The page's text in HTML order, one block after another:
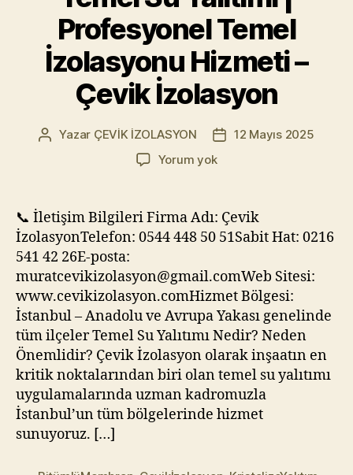
Profesyonel Temel
İzolasyonu Hizmeti –
Çevik İzolasyon
Yazının
Yazar ÇEVİK İZOLASYON
Yazı12 Mayıs 2025
Yorum yokTemel
|
Profesyonel
Temel
Hizmeti
–
Çevik
İzolasyon
📞 İletişim Bilgileri Firma Adı: Çevik
İzolasyonTelefon: 0544 448 50 51Sabit Hat: 0216
541 42 26E-posta:
muratcevikizolasyon@gmail.comWeb Sitesi:
www.cevikizolasyon.comHizmet Bölgesi:
İstanbul – Anadolu ve Avrupa Yakası genelinde
tüm ilçeler Temel Su Yalıtımı Nedir? Neden
Önemlidir? Çevik İzolasyon olarak inşaatın en
kritik noktalarından biri olan temel su yalıtımı
uygulamalarında uzman kadromuzla
İstanbul’un tüm bölgelerinde hizmet
sunuyoruz. […]